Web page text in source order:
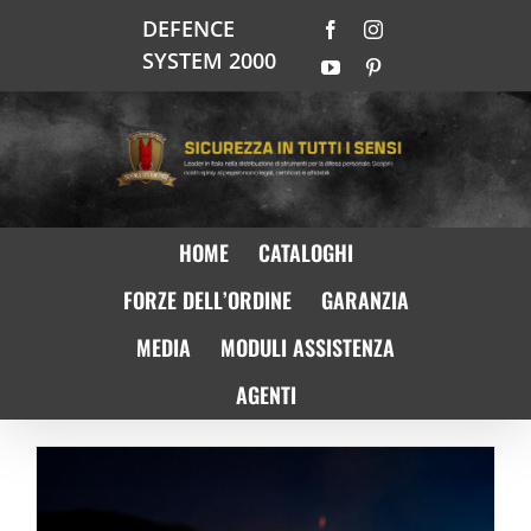
DEFENCE
SYSTEM 2000
FacebookInstagram
YouTubePinterest
HOME
CATALOGHI
FORZE DELL’ORDINE
GARANZIA
MEDIA
MODULI ASSISTENZA
AGENTI